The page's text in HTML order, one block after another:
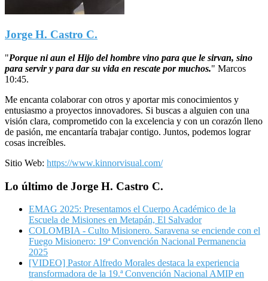
Jorge H. Castro C.
"Porque ni aun el Hijo del hombre vino para que le sirvan, sino
para servir y para dar su vida en rescate por muchos." Marcos
10:45.
Me encanta colaborar con otros y aportar mis conocimientos y
entusiasmo a proyectos innovadores. Si buscas a alguien con una
visión clara, comprometido con la excelencia y con un corazón lleno
de pasión, me encantaría trabajar contigo. Juntos, podemos lograr
cosas increíbles.
Sitio Web: https://www.kinnorvisual.com/
Lo último de Jorge H. Castro C.
EMAG 2025: Presentamos el Cuerpo Académico de la
Escuela de Misiones en Metapán, El Salvador
COLOMBIA - Culto Misionero. Saravena se enciende con el
Fuego Misionero: 19ª Convención Nacional Permanencia
2025
[VIDEO] Pastor Alfredo Morales destaca la experiencia
transformadora de la 19.ª Convención Nacional AMIP en